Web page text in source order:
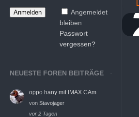
Angemeldet
bleiben
Passwort
vergessen?
NEUESTE FOREN BEITRÄGE
oppo hany mit IMAX CAm
von Stavojager
vor 2 Tagen